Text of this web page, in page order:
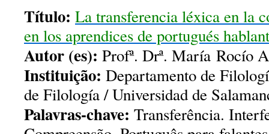
Título: La transferencia léxica en la
en los aprendices de portugués
Autor (es): Profª. Drª. María Rocío
Instituição: Departamento de
de Filología / Universidad de
Palavras-chave: Transferência.